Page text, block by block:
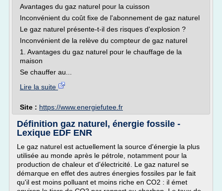
Avantages du gaz naturel pour la cuisson
Inconvénient du coût fixe de l'abonnement de gaz naturel
Le gaz naturel présente-t-il des risques d'explosion ?
Inconvénient de la relève du compteur de gaz naturel
1. Avantages du gaz naturel pour le chauffage de la
maison
Se chauffer au...
Lire la suite
Site : https://www.energiefutee.fr
Définition gaz naturel, énergie fossile -
Lexique EDF ENR
Le gaz naturel est actuellement la source d'énergie la plus
utilisée au monde après le pétrole, notamment pour la
production de chaleur et d'électricité. Le gaz naturel se
démarque en effet des autres énergies fossiles par le fait
qu'il est moins polluant et moins riche en CO2 : il émet